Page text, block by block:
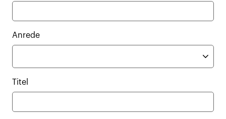
Anrede
Titel